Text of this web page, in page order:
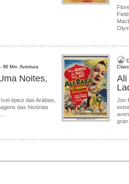
86 Min. Aventura
Noites,
épico das Arábias,
das histórias
Ali
Jon